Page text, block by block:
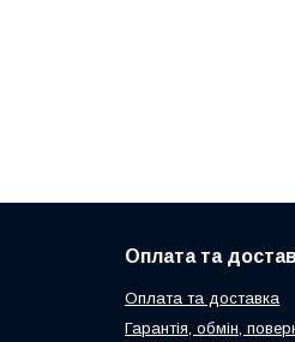
Оплата та
Оплата та доставка
Гарантія, обмін,